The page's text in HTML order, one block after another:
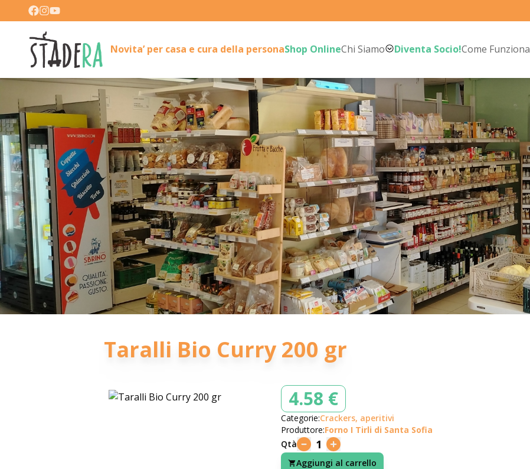
Novita’ per casa e cura della personaShop OnlineChi Siamo Diventa Socio!Come Funziona
Taralli Bio Curry 200 gr
4.58 €
Categorie:Crackers, aperitivi
Produttore:Forno I Tirli di Santa Sofia
Qtà
1
Aggiungi al carrello